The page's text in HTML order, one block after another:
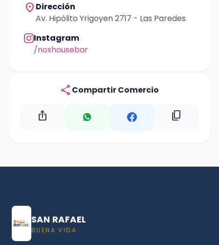
location_on Dirección
Av. Hipólito Yrigoyen 2717 - Las Paredes
Instagram
/noxhousebar
share Compartir Comercio
ios_share content_copy
SAN RAFAEL
BUENA VIDA